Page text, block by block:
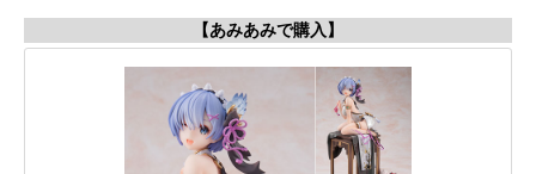
【あみあみで購入】